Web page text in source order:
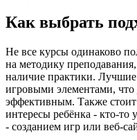
Как выбрать
Не все курсы одинаково
на методику
наличие практики.
игровыми элементами, что
эффективным. Также
интересы ребёнка - кто-то
- созданием игр или веб-